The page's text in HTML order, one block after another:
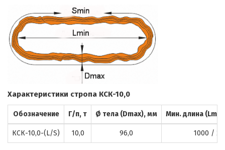
Характеристики стропа КСК-10,0
Обозначение Г/п, т Ø тела (Dmax), мм Мин. длина
КСК-10,0-(L/S) 10,0 96,0 1000 /